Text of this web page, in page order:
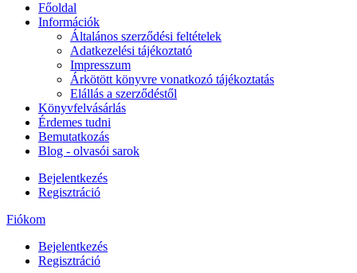
Főoldal
Információk
Általános szerződési feltételek
Adatkezelési tájékoztató
Impresszum
Árkötött könyvre vonatkozó tájékoztatás
Elállás a szerződéstől
Könyvfelvásárlás
Érdemes tudni
Bemutatkozás
Blog - olvasói sarok
Bejelentkezés
Regisztráció
Fiókom
Bejelentkezés
Regisztráció